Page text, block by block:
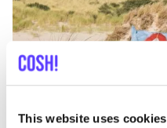
This website uses cookies